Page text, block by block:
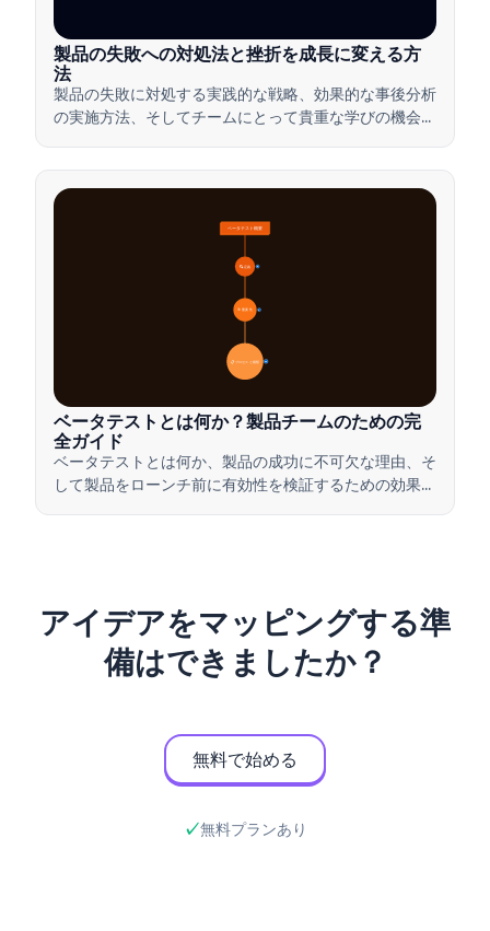
製品の失敗への対処法と挫折を成長に変える方
法
製品の失敗に対処する実践的な戦略、効果的な事後分析
の実施方法、そしてチームにとって貴重な学びの機会に
🔍 定義 4
🎯 重要性
📋 プロセスと種類
ベータテスト概要
ベータテストとは何か？製品チームのための完
全ガイド
ベータテストとは何か、製品の成功に不可欠な理由、そ
して製品をローンチ前に有効性を検証するための効果的
アイデアをマッピングする準
備はできましたか？
無料で始める
無料プランあり